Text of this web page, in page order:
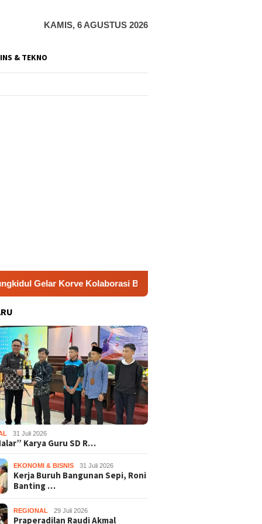
KAMIS, 6 AGUSTUS 2026
& TEKNO
Kolaborasi Bersihkan Sungai Kota Wonosari
31 Juli 2026
Karya Guru SD R…
EKONOMI & BISNIS 31 Juli 2026
Kerja Buruh Bangunan Sepi, Roni
Banting …
REGIONAL 29 Juli 2026
Praperadilan Raudi Akmal